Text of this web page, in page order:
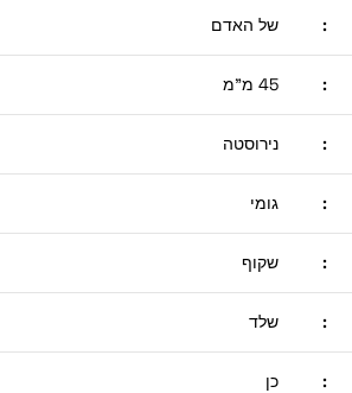
: של האדם
: 45 מ"מ
: נירוסטה
: גומי
: שקוף
: שלד
: כן